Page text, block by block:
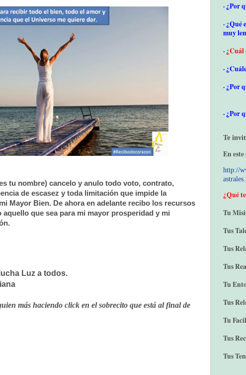
tu nombre) cancelo y anulo todo voto, contrato,
de escasez y toda limitación que impide la
Mayor Bien. De ahora en adelante recibo los recursos
aquello que sea para mi mayor prosperidad y mi
ha Luz a todos.
más haciendo click en el sobrecito que está al final de
· ¿Por
· ¿Qué
muy
· ¿Cuál
·
· ¿Por
· ¿Por
Te
En
http://
¿Qué
Tu
Tus
Tus
Tus
Tu
Tus
Tu
Tus
Tus